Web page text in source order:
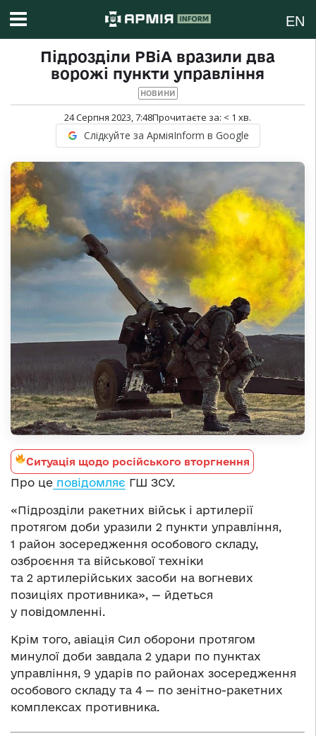
EN
Підрозділи РВіА вразили два
ворожі пункти управління
НОВИНИ
24 Серпня 2023, 7:48Прочитаєте за: < 1 хв.
Слідкуйте за АрміяInform в Google
Ситуація щодо російського вторгнення
Про це повідомляє ГШ ЗСУ.
«Підрозділи ракетних військ і артилерії
протягом доби уразили 2 пункти управління,
1 район зосередження особового складу,
озброєння та військової техніки
та 2 артилерійських засоби на вогневих
позиціях противника», — йдеться
у повідомленні.
Крім того, авіація Сил оборони протягом
минулої доби завдала 2 удари по пунктах
управління, 9 ударів по районах зосередження
особового складу та 4 — по зенітно-ракетних
комплексах противника.